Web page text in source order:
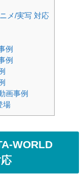
メ/実写 対応
例
例
画事例
場
WORLD